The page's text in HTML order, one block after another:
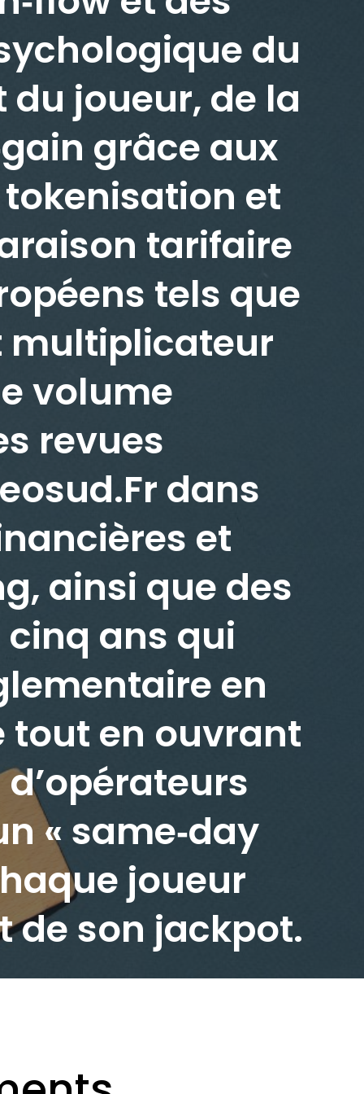
du
joueur, de la
grâce aux
et
tarifaire
tels que
multiplicateur
volume
revues
dans
et
ainsi que des
ans qui
en
tout en ouvrant
« same‑day
joueur
son jackpot.